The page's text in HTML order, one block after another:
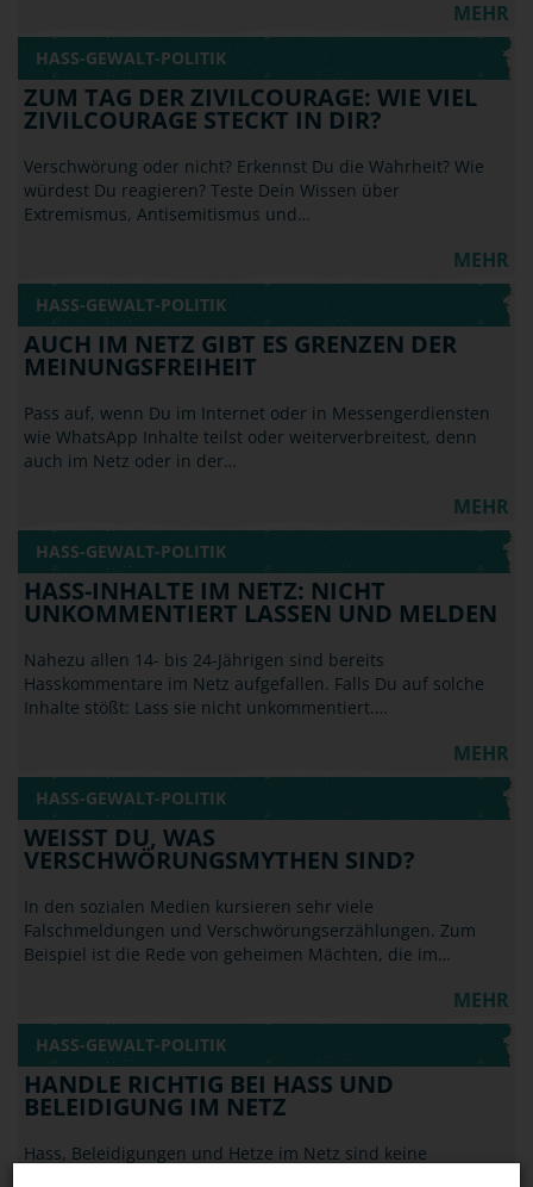
MEHR
HASS-GEWALT-POLITIK
ZUM TAG DER ZIVILCOURAGE: WIE VIEL
ZIVILCOURAGE STECKT IN DIR?
Verschwörung oder nicht? Erkennst Du die Wahrheit? Wie
würdest Du reagieren? Teste Dein Wissen über
Extremismus, Antisemitismus und…
MEHR
HASS-GEWALT-POLITIK
AUCH IM NETZ GIBT ES GRENZEN DER
MEINUNGSFREIHEIT
Pass auf, wenn Du im Internet oder in Messengerdiensten
wie WhatsApp Inhalte teilst oder weiterverbreitest, denn
auch im Netz oder in der…
MEHR
HASS-GEWALT-POLITIK
HASS-INHALTE IM NETZ: NICHT
UNKOMMENTIERT LASSEN UND MELDEN
Nahezu allen 14- bis 24-Jährigen sind bereits
Hasskommentare im Netz aufgefallen. Falls Du auf solche
Inhalte stößt: Lass sie nicht unkommentiert.…
MEHR
HASS-GEWALT-POLITIK
WEISST DU, WAS V
ERSCHWÖRUNGSMYTHEN SIND?
In den sozialen Medien kursieren sehr viele
Falschmeldungen und Verschwörungserzählungen. Zum
Beispiel ist die Rede von geheimen Mächten, die im…
MEHR
HASS-GEWALT-POLITIK
HANDLE RICHTIG BEI HASS UND
BELEIDIGUNG IM NETZ
Hass, Beleidigungen und Hetze im Netz sind keine